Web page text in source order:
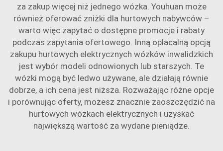
za zakup więcej niż jednego wózka. Youhuan może
również oferować zniżki dla hurtowych nabywców –
warto więc zapytać o dostępne promocje i rabaty
podczas zapytania ofertowego. Inną opłacalną opcją
zakupu hurtowych elektrycznych wózków inwalidzkich
jest wybór modeli odnowionych lub starszych. Te
wózki mogą być ledwo używane, ale działają równie
dobrze, a ich cena jest niższa. Rozważając różne opcje
i porównując oferty, możesz znacznie zaoszczędzić na
hurtowych wózkach elektrycznych i uzyskać
największą wartość za wydane pieniądze.